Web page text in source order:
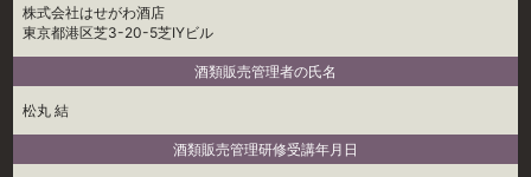
株式会社はせがわ酒店
東京都港区芝3-20-5芝IYビル
酒類販売管理者の氏名
松丸 結
酒類販売管理研修受講年月日